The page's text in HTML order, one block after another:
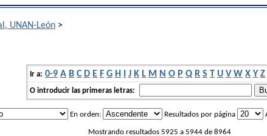
UNAN-León >
Ir a: 0-9 A B C D E F G H I J K L M N O P Q R S T U V W X Y Z
O introducir las primeras letras:
En orden: Resultados por página
Mostrando resultados 5925 a 5944 de 8964